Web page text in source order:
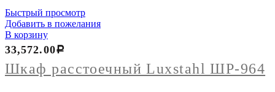
Быстрый просмотр
Добавить в пожелания
В корзину
Шкаф расстоечный Luxstahl ШР-964
33,572.00Р